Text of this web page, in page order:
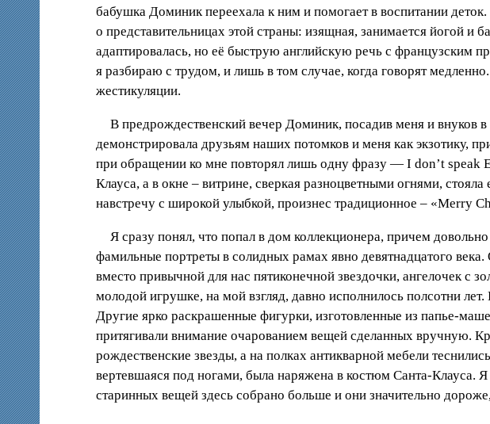
бабушка Доминик переехала к ним и помогает в воспитании
о представительницах этой страны: изящная, занимается йогой
адаптировалась, но её быструю английскую речь с французским
я разбираю с трудом, и лишь в том случае, когда говорят
жестикуляции.
В предрождественский вечер Доминик, посадив меня и внуков
демонстрировала друзьям наших потомков и меня как экзотику,
при обращении ко мне повторял лишь одну фразу — I don’t speak
Клауса, а в окне – витрине, сверкая разноцветными огнями,
навстречу с широкой улыбкой, произнес традиционное – «Merry
Я сразу понял, что попал в дом коллекционера, причем
фамильные портреты в солидных рамах явно девятнадцатого
вместо привычной для нас пятиконечной звездочки, ангелочек с
молодой игрушке, на мой взгляд, давно исполнилось полсотни
Другие ярко раскрашенные фигурки, изготовленные из папье-
притягивали внимание очарованием вещей сделанных вручную.
рождественские звезды, а на полках антикварной мебели
вертевшаяся под ногами, была наряжена в костюм Санта-Клауса.
старинных вещей здесь собрано больше и они значительно